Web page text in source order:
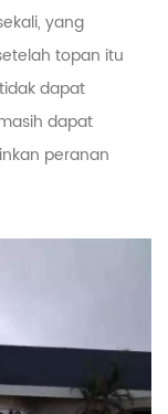
yang
topan itu
dapat
dapat
peranan